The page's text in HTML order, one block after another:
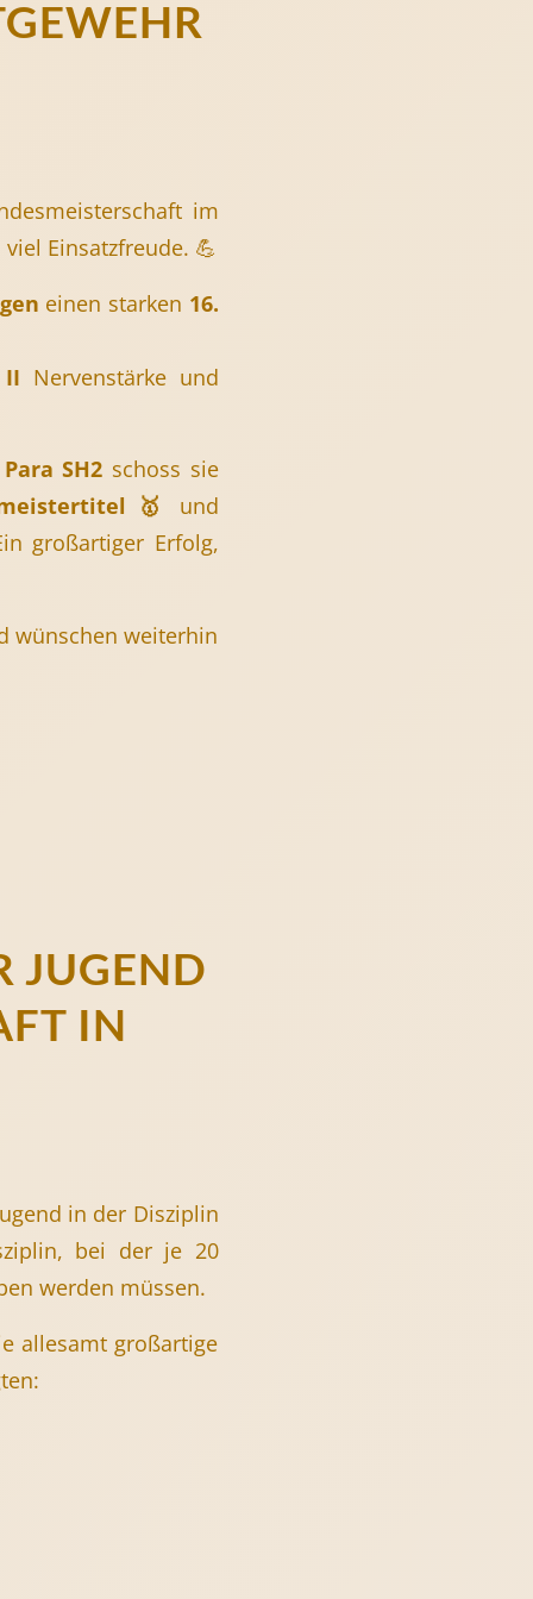
im
Einsatzfreude. 💪
einen starken 16.
Nervenstärke und
Para SH2 schoss sie
🥇
und
großartiger Erfolg,
wünschen weiterhin
JUGEND
IN
in der Disziplin
bei der je 20
werden müssen.
allesamt großartige